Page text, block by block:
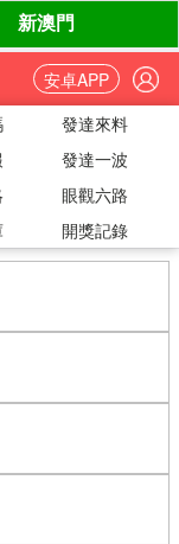
安卓APP
發達來料
發達一波
眼觀六路
開獎記錄